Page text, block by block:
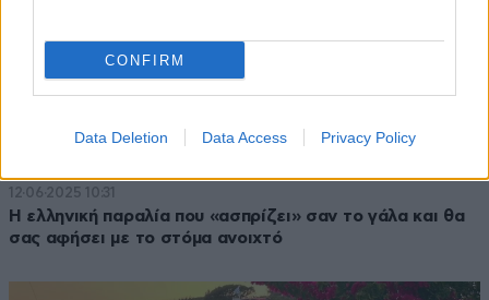
CONFIRM
Data Deletion Data Access Privacy Policy
12·06·2025 10:31
Η ελληνική παραλία που «ασπρίζει» σαν το γάλα και θα
σας αφήσει με το στόμα ανοιχτό